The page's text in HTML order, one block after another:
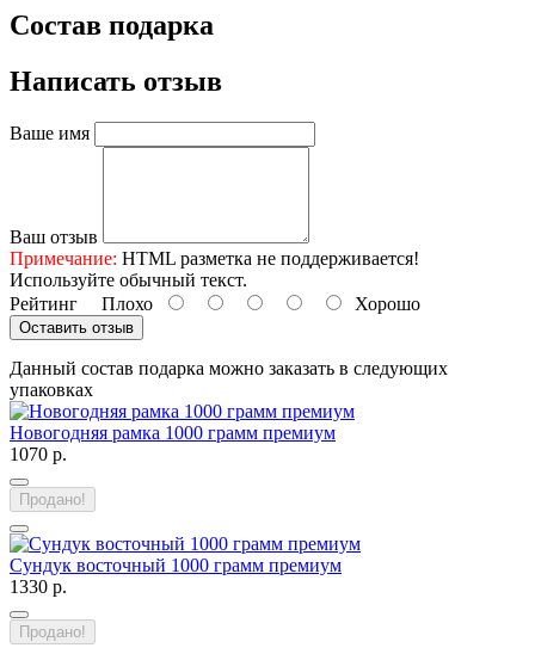
Состав подарка
Написать отзыв
Ваше имя
Ваш отзыв
Примечание: HTML разметка не поддерживается!
Используйте обычный текст.
Рейтинг Плохо Хорошо
Оставить отзыв
Данный состав подарка можно заказать в следующих
упаковках
Новогодняя рамка 1000 грамм премиум
1070 р.
Продано!
Сундук восточный 1000 грамм премиум
1330 р.
Продано!